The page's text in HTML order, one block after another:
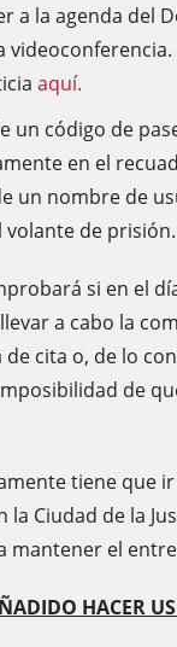
a la agenda del
aquí.
un código de
en el
un nombre de
de prisión.
si en el
a cabo la
de cita o, de lo
de
tiene que
la Ciudad de la
mantener el
HACER